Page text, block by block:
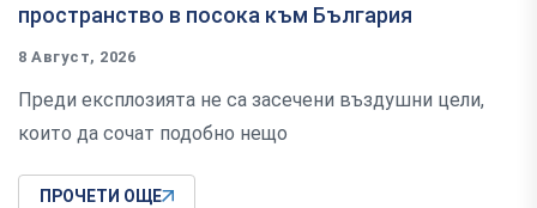
пространство в посока към България
8 Август, 2026
Преди експлозията не са засечени въздушни цели,
които да сочат подобно нещо
ПРОЧЕТИ ОЩЕ